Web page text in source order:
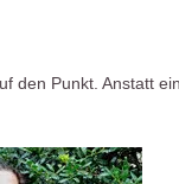
den Punkt. Anstatt